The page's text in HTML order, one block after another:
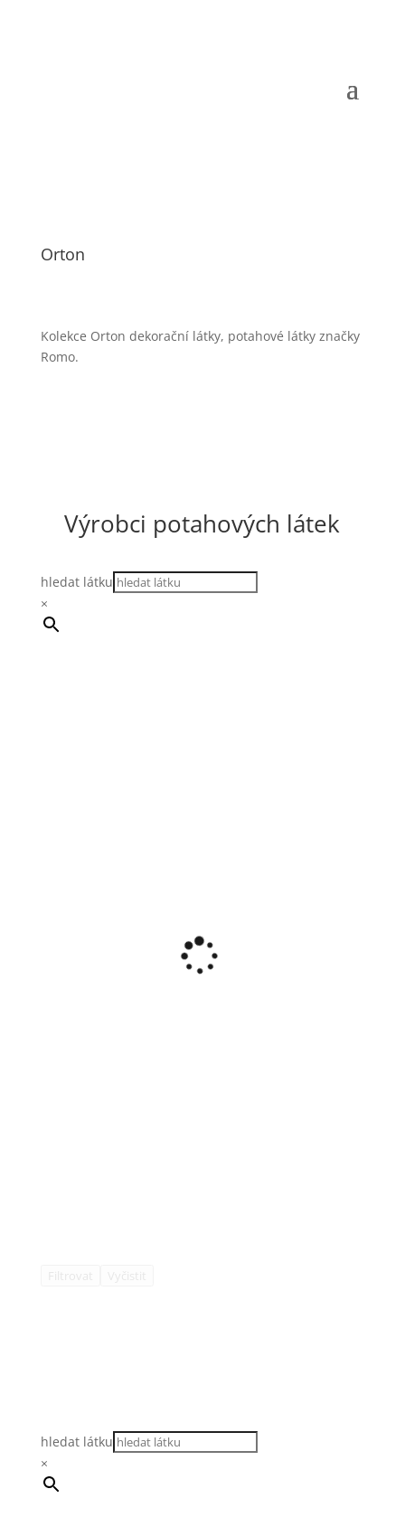
Orton
Kolekce Orton dekorační látky, potahové látky značky
Romo.
Výrobci potahových látek
hledat látku
×
hledat látku
×